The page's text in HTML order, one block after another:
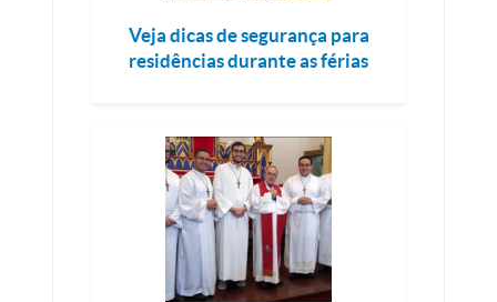
Veja dicas de segurança para
residências durante as férias